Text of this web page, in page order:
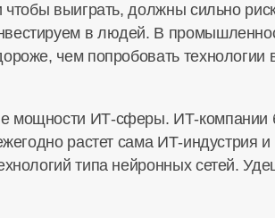
выиграть, должны сильно
в людей. В
чем попробовать технологии
мощности ИТ-сферы. ИТ-компании
растет сама ИТ-индустрия
типа нейронных сетей.